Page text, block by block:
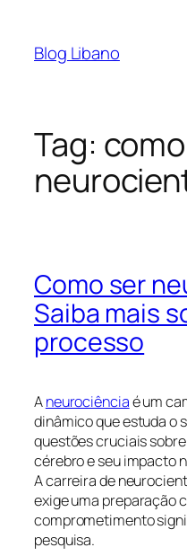
Blog Libano
Tag:
Como ser
Saiba mais
processo
Aneurociênciaé um
dinâmico que estuda o
questões cruciais
cérebro e seu impacto
A carreira de
exige uma preparação
comprometimento
pesquisa.